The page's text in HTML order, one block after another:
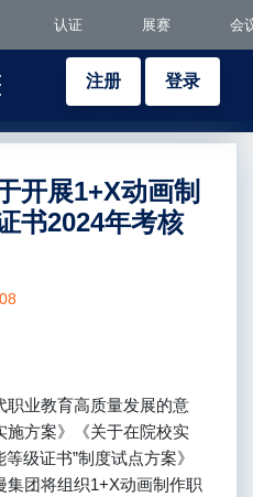
认证 展赛 会
注册 登录
开展1+X动画制
书2024年考核
职业教育高质量发展的意
施方案》《关于在院校实
级证书”制度试点方案》
团将组织1+X动画制作职